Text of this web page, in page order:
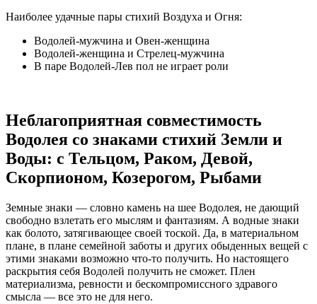
Наиболее удачные пары стихий Воздуха и Огня:
Водолей-мужчина и Овен-женщина
Водолей-женщина и Стрелец-мужчина
В паре Водолей-Лев пол не играет роли
Неблагоприятная совместимость
Водолея со знаками стихий Земли и
Воды: с Тельцом, Раком, Девой,
Скорпионом, Козерогом, Рыбами
Земные знаки — словно камень на шее Водолея, не дающий
свободно взлетать его мыслям и фантазиям. А водные знаки
как болото, затягивающее своей тоской. Да, в материальном
плане, в плане семейной заботы и других обыденных вещей с
этими знаками возможно что-то получить. Но настоящего
раскрытия себя Водолей получить не сможет. Плен
материализма, ревности и бескомпромиссного здравого
смысла — все это не для него.